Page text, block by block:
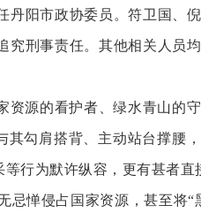
丹阳市政协委员。符卫国、
究刑事责任。其他相关人员
资源的看护者、绿水青山的
其勾肩搭背、主动站台撑腰
行为默许纵容，更有甚者直
忌惮侵占国家资源，甚至将“